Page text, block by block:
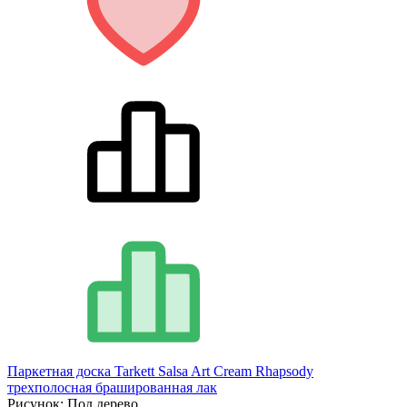
Паркетная доска Tarkett Salsa Art Cream Rhapsody
трехполосная брашированная лак
Рисунок: Под дерево